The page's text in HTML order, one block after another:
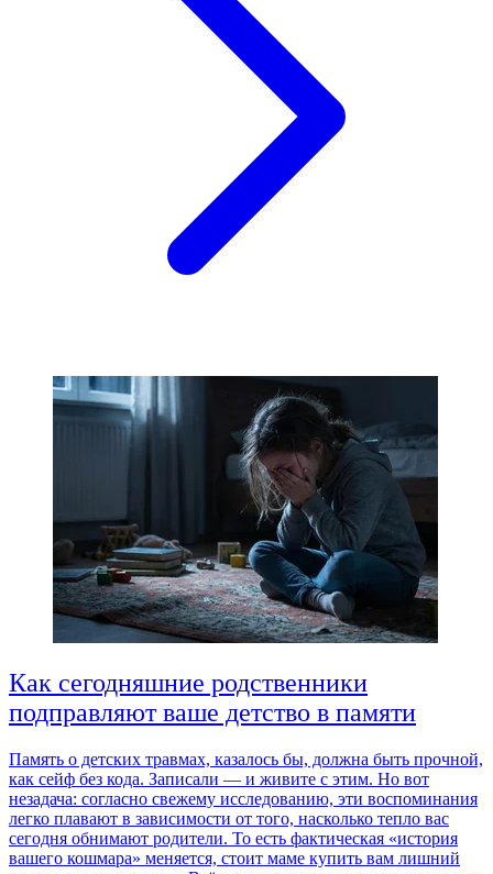
Как сегодняшние родственники
подправляют ваше детство в памяти
Память о детских травмах, казалось бы, должна быть прочной,
как сейф без кода. Записали — и живите с этим. Но вот
незадача: согласно свежему исследованию, эти воспоминания
легко плавают в зависимости от того, насколько тепло вас
сегодня обнимают родители. То есть фактическая «история
вашего кошмара» меняется, стоит маме купить вам лишний